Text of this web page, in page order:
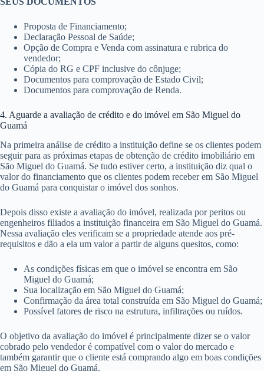
Guamá;
Carta assinada pelos representantes legais da empresa com firma
reconhecida em cartório;
Cópia do Contrato Social;
Certidão de Débitos Previdenciários (INSS) original ou cópia
autenticada;
Certidão Conjunta da Receita Federal e Dívida Ativa da União;
Representantes Legais;
Cópia do Estatuto Social.
SEUS DOCUMENTOS
Proposta de Financiamento;
Declaração Pessoal de Saúde;
Opção de Compra e Venda com assinatura e rubrica do
Cópia do RG e CPF inclusive do cônjuge;
Documentos para comprovação de Estado Civil;
Documentos para comprovação de Renda.
Guamá
Na primeira análise de crédito a instituição define se os clientes podem
seguir para as próximas etapas de obtenção de crédito imobiliário em
São Miguel do Guamá. Se tudo estiver certo, a instituição diz qual o
do Guamá para conquistar o imóvel dos sonhos.
Depois disso existe a avaliação do imóvel, realizada por peritos ou
engenheiros filiados a instituição financeira em São Miguel do Guamá.